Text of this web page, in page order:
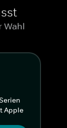
Wahl
Apple